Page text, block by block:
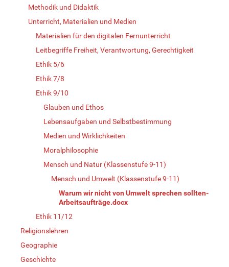
Methodik und Didaktik
Unterricht, Materialien und Medien
Materialien für den digitalen Fernunterricht
Leitbegriffe Freiheit, Verantwortung, Gerechtigkeit
Ethik 5/6
Ethik 7/8
Ethik 9/10
Glauben und Ethos
Lebensaufgaben und Selbstbestimmung
Medien und Wirklichkeiten
Moralphilosophie
Mensch und Natur (Klassenstufe 9-11)
Mensch und Umwelt (Klassenstufe 9-11)
Warum wir nicht von Umwelt sprechen sollten-
Arbeitsaufträge.docx
Ethik 11/12
Religionslehren
Geographie
Geschichte